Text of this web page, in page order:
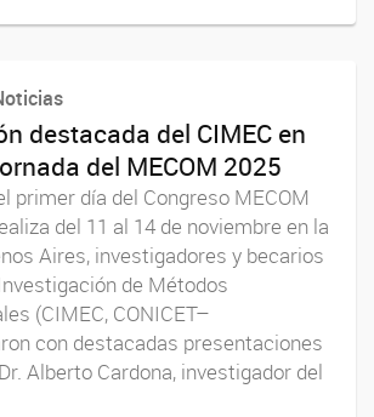
destacada del CIMEC en
del MECOM 2025
primer día del Congreso MECOM
del 11 al 14 de noviembre en la
Aires, investigadores y becarios
de Métodos
(CIMEC, CONICET–
con destacadas presentaciones
Alberto Cardona, investigador del